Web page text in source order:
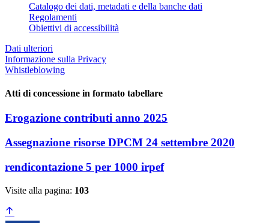
Catalogo dei dati, metadati e della banche dati
Regolamenti
Obiettivi di accessibilità
Dati ulteriori
Informazione sulla Privacy
Whistleblowing
Atti di concessione in formato tabellare
Erogazione contributi anno 2025
Assegnazione risorse DPCM 24 settembre 2020
rendicontazione 5 per 1000 irpef
Visite alla pagina: 103